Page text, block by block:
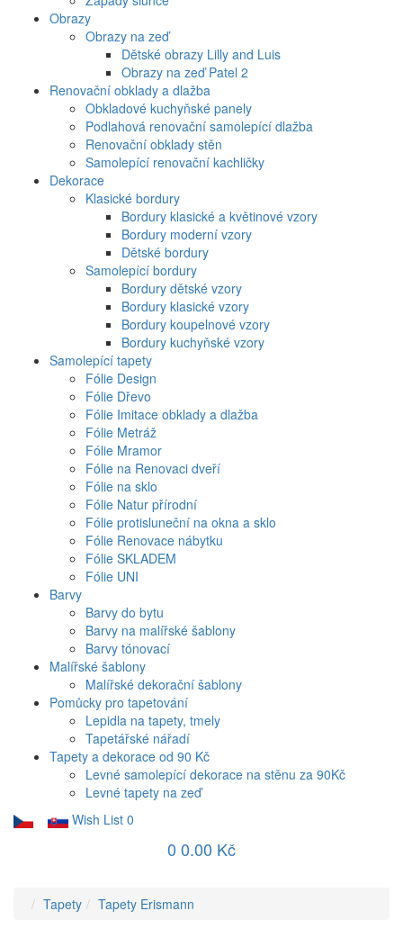
Obrazy
Obrazy na zeď
Dětské obrazy Lilly and Luis
Obrazy na zeď Patel 2
Renovační obklady a dlažba
Obkladové kuchyňské panely
Podlahová renovační samolepící dlažba
Renovační obklady stěn
Samolepící renovační kachličky
Dekorace
Klasické bordury
Bordury klasické a květinové vzory
Bordury moderní vzory
Dětské bordury
Samolepící bordury
Bordury dětské vzory
Bordury klasické vzory
Bordury koupelnové vzory
Bordury kuchyňské vzory
Samolepící tapety
Fólie Design
Fólie Dřevo
Fólie Imitace obklady a dlažba
Fólie Metráž
Fólie Mramor
Fólie na Renovaci dveří
Fólie na sklo
Fólie Natur přírodní
Fólie protisluneční na okna a sklo
Fólie Renovace nábytku
Fólie SKLADEM
Fólie UNI
Barvy
Barvy do bytu
Barvy na malířské šablony
Barvy tónovací
Malířské šablony
Malířské dekorační šablony
Pomůcky pro tapetování
Lepidla na tapety, tmely
Tapetářské nářadí
Tapety a dekorace od 90 Kč
Levné samolepící dekorace na stěnu za 90Kč
Levné tapety na zeď
Wish List 0
0 0.00 Kč
Tapety Tapety Erismann